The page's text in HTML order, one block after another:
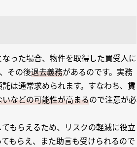
った場合、物件を取得した買受人に
その後退去義務があるのです。実務
は通常求められます。すなわち、 賃
などの可能性が高まるので注意が必
もらえるため、リスクの軽減に役立
もらえ、また助言も受けられるので